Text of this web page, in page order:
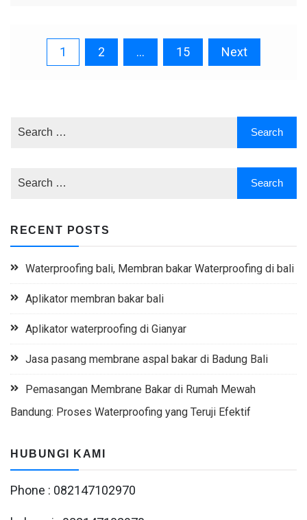
Posts
1 2 … 15 Next
RECENT POSTS
Waterproofing bali, Membran bakar Waterproofing di bali
Aplikator membran bakar bali
Aplikator waterproofing di Gianyar
Jasa pasang membrane aspal bakar di Badung Bali
Pemasangan Membrane Bakar di Rumah Mewah
Bandung: Proses Waterproofing yang Teruji Efektif
HUBUNGI KAMI
Phone : 082147102970